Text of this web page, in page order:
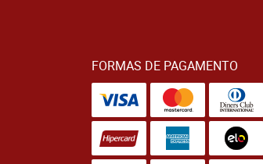
FORMAS DE PAGAMENTO